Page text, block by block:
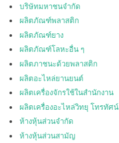
บริษัทมหาชนจำกัด
ผลิตภัณฑ์พลาสติก
ผลิตภัณฑ์ยาง
ผลิตภัณฑ์โลหะอื่น ๆ
ผลิตภาชนะด้วยพลาสติก
ผลิตอะไหล่ยานยนต์
ผลิตเครื่องจักรใช้ในสำนักงาน
ผลิตเครื่องอะไหล่วิทยุ โทรทัศน์
ห้างหุ้นส่วนจำกัด
ห้างหุ้นส่วนสามัญ